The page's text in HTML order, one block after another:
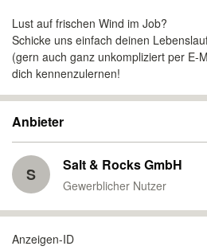
Lust auf frischen Wind im Job?
Schicke uns einfach deinen
(gern auch ganz unkompliziert per E-
dich kennenzulernen!
Anbieter
S Salt & Rocks GmbH
Gewerblicher Nutzer
Anzeigen-ID